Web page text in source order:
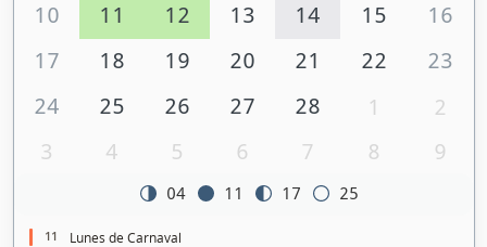
10
11 12 13 14 15
16
17
18 19 20 21 22
23
24
25 26 27 28 1
2
3
4 5 6 7 8 9
04 11 17 25
11 Lunes de Carnaval